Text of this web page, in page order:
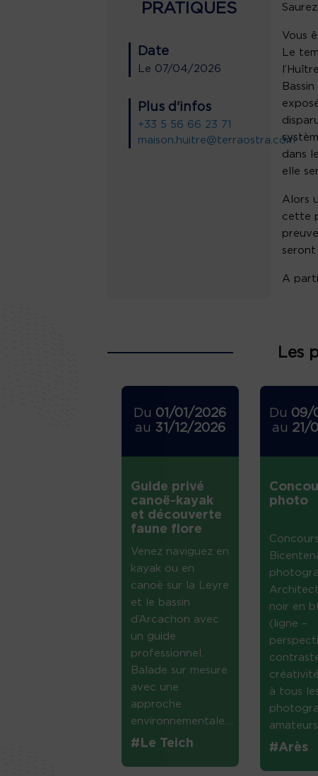
PRATIQUES
Date
Le 07/04/2026
Plus d'infos
+33 5 56 66 23 71
maison.huitre@terraostra.com
Vous
Le
dans
elle
Alors
cette
A
Les
Du 01/01/2026
au 31/12/2026
Guide privé
canoë-kayak
et découverte
faune flore
Venez naviguez en
kayak ou en
canoë sur la Leyre
et le bassin
d’Arcachon avec
un guide
professionnel.
Balade sur mesure
avec une
approche
environnementale....
#Le Teich
Du 09/
au 21/
photo
noir en
(ligne –
à tous
#Arès